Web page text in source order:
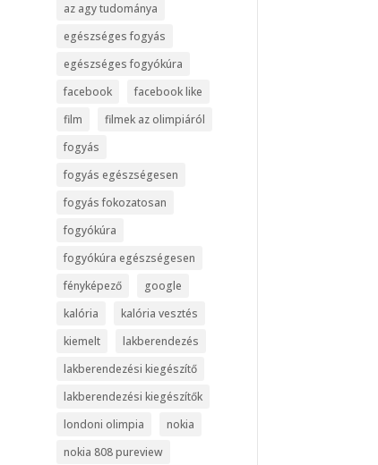
az agy tudománya
egészséges fogyás
egészséges fogyókúra
facebook
facebook like
film
filmek az olimpiáról
fogyás
fogyás egészségesen
fogyás fokozatosan
fogyókúra
fogyókúra egészségesen
fényképező
google
kalória
kalória vesztés
kiemelt
lakberendezés
lakberendezési kiegészítő
lakberendezési kiegészítők
londoni olimpia
nokia
nokia 808 pureview